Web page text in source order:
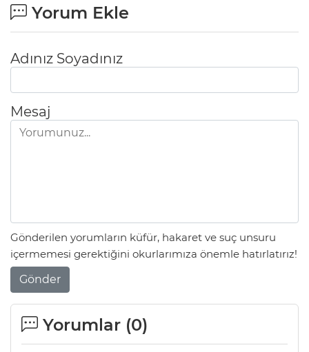
Yorum Ekle
Adınız Soyadınız
Mesaj
Gönderilen yorumların küfür, hakaret ve suç unsuru
içermemesi gerektiğini okurlarımıza önemle hatırlatırız!
Gönder
Yorumlar (0)